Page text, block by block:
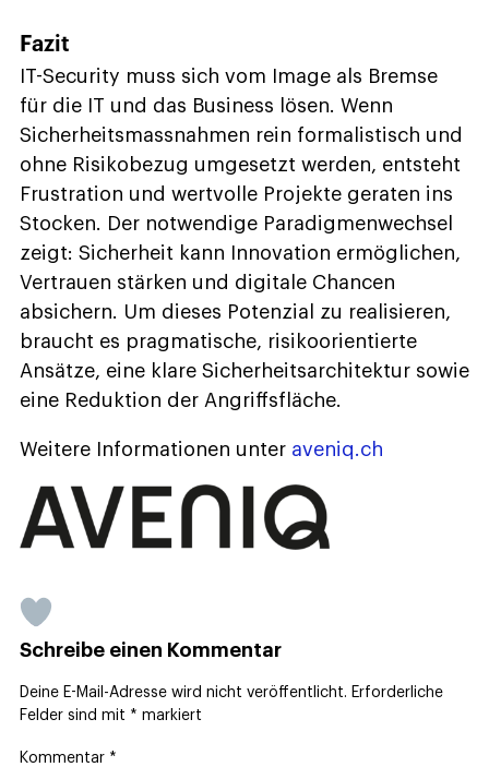
Fazit
IT-Security muss sich vom Image als Bremse
für die IT und das Business lösen. Wenn
Sicherheitsmassnahmen rein formalistisch und
ohne Risikobezug umgesetzt werden, entsteht
Frustration und wertvolle Projekte geraten ins
Stocken. Der notwendige Paradigmenwechsel
zeigt: Sicherheit kann Innovation ermöglichen,
Vertrauen stärken und digitale Chancen
absichern. Um dieses Potenzial zu realisieren,
braucht es pragmatische, risikoorientierte
Ansätze, eine klare Sicherheitsarchitektur sowie
eine Reduktion der Angriffsfläche.
Weitere Informationen unter aveniq.ch
Schreibe einen Kommentar
Deine E-Mail-Adresse wird nicht veröffentlicht. Erforderliche
Felder sind mit * markiert
Kommentar *